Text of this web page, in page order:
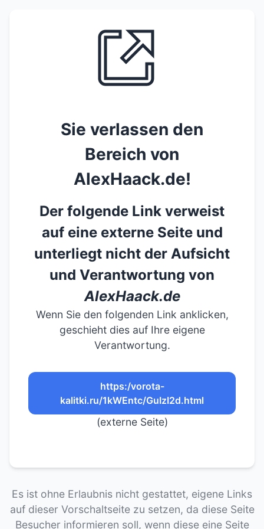
Sie verlassen den
Bereich von
AlexHaack.de!
Der folgende Link verweist
auf eine externe Seite und
unterliegt nicht der Aufsicht
und Verantwortung von
AlexHaack.de
Wenn Sie den folgenden Link anklicken,
geschieht dies auf Ihre eigene
Verantwortung.
https:/vorota-
kalitki.ru/1kWEntc/GuIzI2d.html
(externe Seite)
Es ist ohne Erlaubnis nicht gestattet, eigene Links
auf dieser Vorschaltseite zu setzen, da diese Seite
Besucher informieren soll, wenn diese eine Seite